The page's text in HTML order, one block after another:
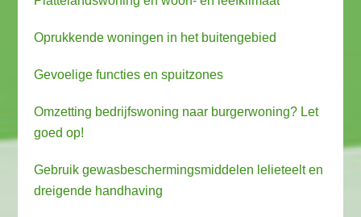
Oprukkende woningen in het buitengebied
Gevoelige functies en spuitzones
Omzetting bedrijfswoning naar burgerwoning? Let
goed op!
Gebruik gewasbeschermingsmiddelen lelieteelt en
dreigende handhaving